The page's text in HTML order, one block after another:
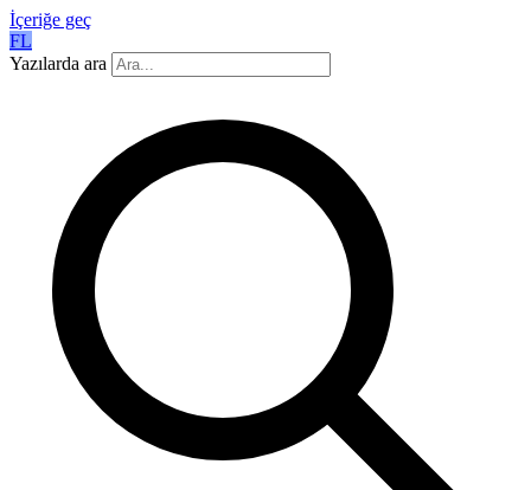
İçeriğe geç
FL
Yazılarda ara